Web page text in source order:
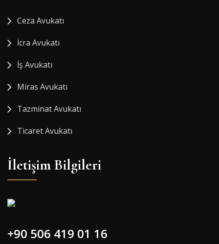
Ceza Avukatı
İcra Avukatı
İş Avukatı
Miras Avukatı
Tazminat Avukatı
Ticaret Avukatı
İletişim Bilgileri
+90 506 419 01 16